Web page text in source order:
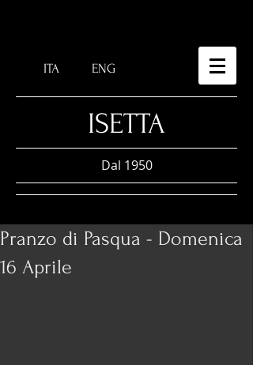
ITA ENG
​ISETTA
Dal 1950
Pranzo di Pasqua - Domenica
16 Aprile